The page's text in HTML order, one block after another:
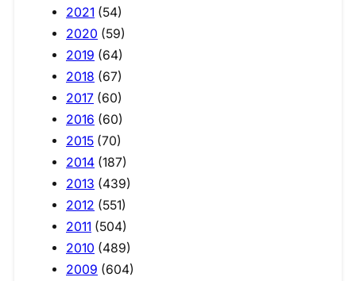
2021 (54)
2020 (59)
2019 (64)
2018 (67)
2017 (60)
2016 (60)
2015 (70)
2014 (187)
2013 (439)
2012 (551)
2011 (504)
2010 (489)
2009 (604)